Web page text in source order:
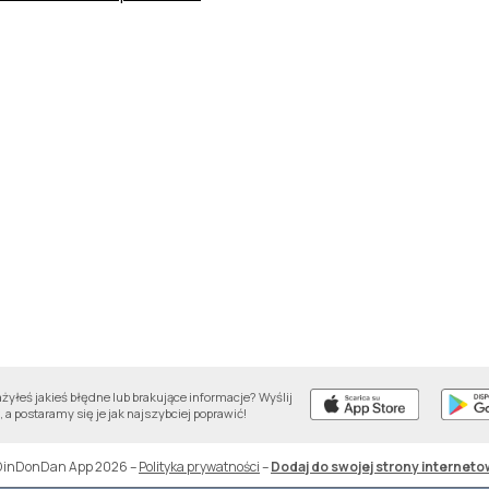
jakieś błędne lub brakujące informacje? Wyślij
a postaramy się je jak najszybciej poprawić!
App 2026–Polityka prywatności–Dodaj do swojej strony